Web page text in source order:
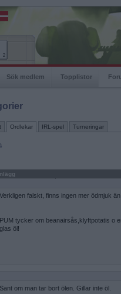
Sök medlem Topplistor
Ordlekar IRL-spel Turneringar
Verkligen falskt, finns ingen mer ödmjuk
PUM tycker om beanairsås,klyftpotatis o
glas öl!
Sant om man tar bort ölen. Gillar inte öl.